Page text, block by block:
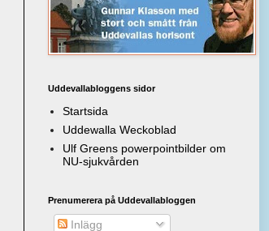
Uddevallabloggens sidor
Startsida
Uddewalla Weckoblad
Ulf Greens powerpointbilder om
NU-sjukvården
Prenumerera på Uddevallabloggen
Inlägg